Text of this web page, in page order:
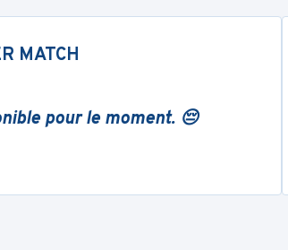
MATCH
pour le moment. 😔